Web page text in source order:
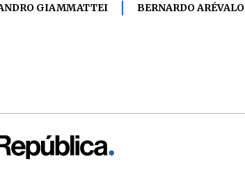
GIAMMATTEI BERNARDO ARÉVALO